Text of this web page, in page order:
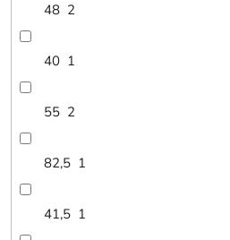
48 2
40 1
55 2
82,5 1
41,5 1